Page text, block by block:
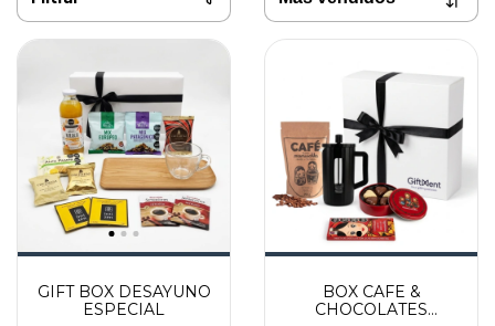
GIFT BOX DESAYUNO
ESPECIAL
BOX CAFE &
CHOCOLATES